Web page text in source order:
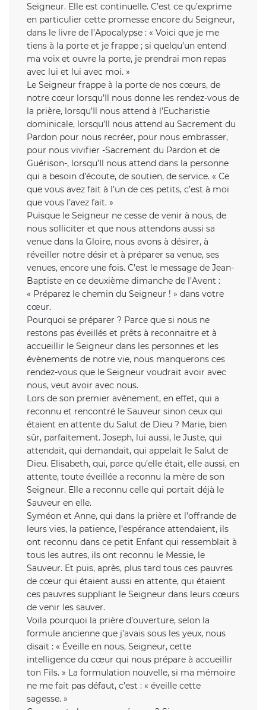
Seigneur. Elle est continuelle. C’est ce qu’exprime
en particulier cette promesse encore du Seigneur,
dans le livre de l’Apocalypse : « Voici que je me
tiens à la porte et je frappe ; si quelqu’un entend
ma voix et ouvre la porte, je prendrai mon repas
avec lui et lui avec moi. »
Le Seigneur frappe à la porte de nos cœurs, de
notre cœur lorsqu’Il nous donne les rendez-vous de
la prière, lorsqu’Il nous attend à l’Eucharistie
dominicale, lorsqu’Il nous attend au Sacrement du
Pardon pour nous recréer, pour nous embrasser,
pour nous vivifier -Sacrement du Pardon et de
Guérison-, lorsqu’Il nous attend dans la personne
qui a besoin d’écoute, de soutien, de service. « Ce
que vous avez fait à l’un de ces petits, c’est à moi
que vous l’avez fait. »
Puisque le Seigneur ne cesse de venir à nous, de
nous solliciter et que nous attendons aussi sa
venue dans la Gloire, nous avons à désirer, à
réveiller notre désir et à préparer sa venue, ses
venues, encore une fois. C’est le message de Jean-
Baptiste en ce deuxième dimanche de l’Avent :
« Préparez le chemin du Seigneur ! » dans votre
cœur.
Pourquoi se préparer ? Parce que si nous ne
restons pas éveillés et prêts à reconnaitre et à
accueillir le Seigneur dans les personnes et les
évènements de notre vie, nous manquerons ces
rendez-vous que le Seigneur voudrait avoir avec
nous, veut avoir avec nous.
Lors de son premier avènement, en effet, qui a
reconnu et rencontré le Sauveur sinon ceux qui
étaient en attente du Salut de Dieu ? Marie, bien
sûr, parfaitement. Joseph, lui aussi, le Juste, qui
attendait, qui demandait, qui appelait le Salut de
Dieu. Elisabeth, qui, parce qu’elle était, elle aussi, en
attente, toute éveillée a reconnu la mère de son
Seigneur. Elle a reconnu celle qui portait déjà le
Sauveur en elle.
Syméon et Anne, qui dans la prière et l’offrande de
leurs vies, la patience, l’espérance attendaient, ils
ont reconnu dans ce petit Enfant qui ressemblait à
tous les autres, ils ont reconnu le Messie, le
Sauveur. Et puis, après, plus tard tous ces pauvres
de cœur qui étaient aussi en attente, qui étaient
ces pauvres suppliant le Seigneur dans leurs cœurs
de venir les sauver.
Voila pourquoi la prière d’ouverture, selon la
formule ancienne que j’avais sous les yeux, nous
disait : « Éveille en nous, Seigneur, cette
intelligence du cœur qui nous prépare à accueillir
ton Fils. » La formulation nouvelle, si ma mémoire
ne me fait pas défaut, c’est : « éveille cette
sagesse. »